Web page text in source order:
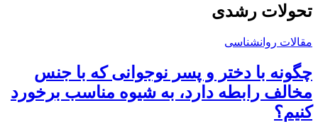
تحولات رشدی
مقالات روانشناسی
چگونه با دختر و پسر نوجوانی که با جنس
مخالف رابطه دارد، به شیوه مناسب برخورد
کنیم؟